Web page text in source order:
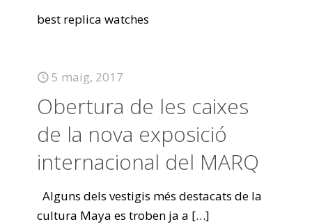
best replica watches
5 maig, 2017
Obertura de les caixes
de la nova exposició
internacional del MARQ
Alguns dels vestigis més destacats de la
cultura Maya es troben ja a […]